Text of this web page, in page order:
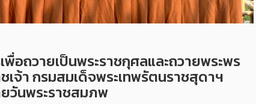
ถวายเป็นพระราชกุศลและถวายพระพร
จ้า กรมสมเด็จพระเทพรัตนราชสุดาฯ
วันพระราชสมภพ